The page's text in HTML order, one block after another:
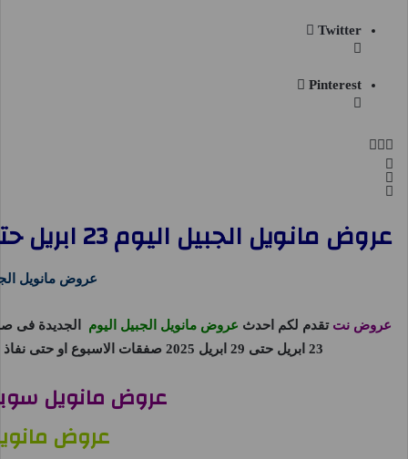
Twitter
Pinterest
عروض مانويل الجبيل اليوم 23 ابريل حتى 29 ابريل 2025 صفقات الاسبوع
عروض مانويل
عروض نت تقدم لكم احدث عروض مانويل الجبيل اليوم
الجديدة فى
23 ابريل حتى 29 ابريل 2025 صفقات الاسبوع او حتى نفاذ الكمية من
عروض مانويل سوبر
عروض مانويل